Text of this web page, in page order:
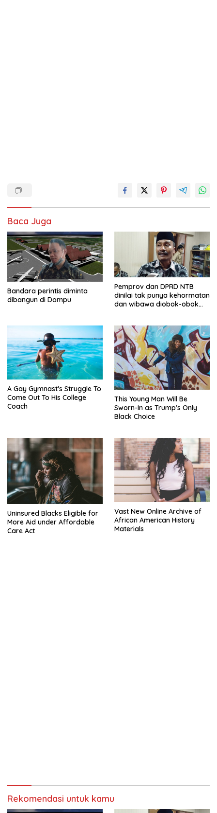
Baca Juga
Bandara perintis diminta
dibangun di Dompu
Pemprov dan DPRD NTB
dinilai tak punya kehormatan
dan wibawa diobok-obok
A Gay Gymnast’s Struggle To
Come Out To His College
Coach
This Young Man Will Be
Sworn-In as Trump’s Only
Black Choice
Uninsured Blacks Eligible for
More Aid under Affordable
Care Act
Vast New Online Archive of
African American History
Materials
Rekomendasi untuk kamu